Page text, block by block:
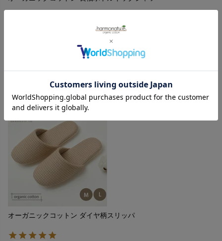
地が良い。
オーガニックコットン ダイヤ柄スリッパ